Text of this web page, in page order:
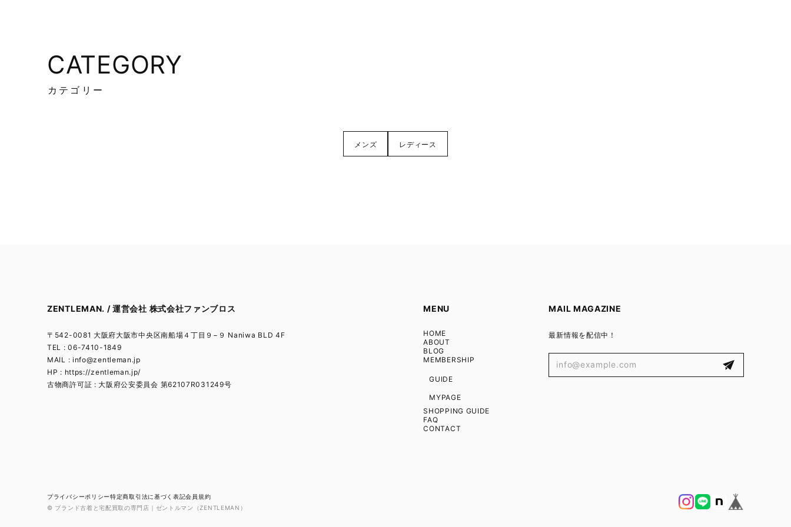
CATEGORY
カテゴリー
メンズ レディース
ZENTLEMAN. / 運営会社 株式会社ファンブロス
〒542-0081 大阪府大阪市中央区南船場４丁目９−９ Naniwa BLD 4F
TEL : 06-7410-1849
MAIL : info@zentleman.jp
HP : https://zentleman.jp/
古物商許可証 : 大阪府公安委員会 第62107R031249号
MENU
HOME
ABOUT
BLOG
MEMBERSHIP
GUIDE
MYPAGE
SHOPPING GUIDE
FAQ
CONTACT
MAIL MAGAZINE
最新情報を配信中！
プライバシーポリシー特定商取引法に基づく表記会員規約
© ブランド古着と宅配買取の専門店｜ゼントルマン（ZENTLEMAN）